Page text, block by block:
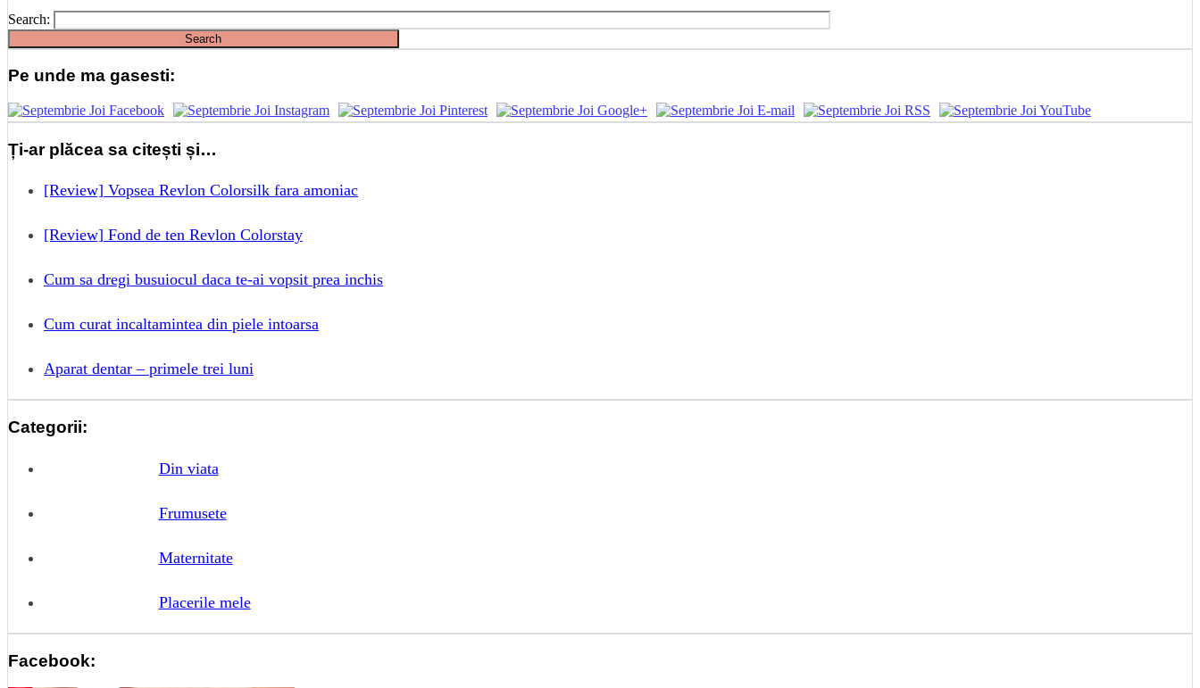
Search:
Pe unde ma gasesti:
Ți-ar plăcea sa citești și…
[Review] Vopsea Revlon Colorsilk fara amoniac
[Review] Fond de ten Revlon Colorstay
Cum sa dregi busuiocul daca te-ai vopsit prea inchis
Cum curat incaltamintea din piele intoarsa
Aparat dentar – primele trei luni
Categorii:
Din viata
Frumusete
Maternitate
Placerile mele
Facebook: